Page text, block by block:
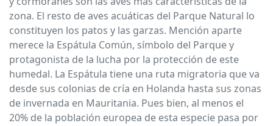
zona. El resto de aves acuáticas del Parque Natural lo
constituyen los patos y las garzas. Mención aparte
merece la Espátula Común, símbolo del Parque y
protagonista de la lucha por la protección de este
humedal. La Espátula tiene una ruta migratoria que va
desde sus colonias de cría en Holanda hasta sus zonas
de invernada en Mauritania. Pues bien, al menos el
20% de la población europea de esta especie pasa por